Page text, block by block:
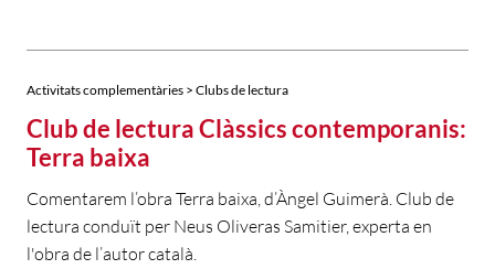
Activitats complementàries > Clubs de lectura
Club de lectura Clàssics contemporanis:
Terra baixa
Comentarem l’obra Terra baixa, d’Àngel Guimerà. Club de
lectura conduït per Neus Oliveras Samitier, experta en
l'obra de l’autor català.